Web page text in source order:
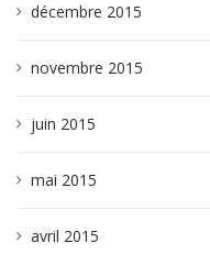
décembre 2015
novembre 2015
juin 2015
mai 2015
avril 2015